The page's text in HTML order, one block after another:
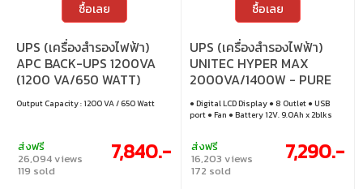
ซื้อเลย
UPS (เครื่องสำรองไฟฟ้า)
APC BACK-UPS 1200VA
(1200 VA/650 WATT)
(BX1200MI-MS)
Output Capacity : 1200 VA / 650 Watt
ส่งฟรี
26,094 views
119 sold
7,840.-
ซื้อเลย
UPS (เครื่องสำรองไฟฟ้า)
UNITEC HYPER MAX
2000VA/1400W - PURE
SINE WAVE
● Digital LCD Display ● 8 Outlet ● USB
port ● Fan ● Battery 12V. 9.0Ah x 2blks
ส่งฟรี
16,203 views
172 sold
7,290.-